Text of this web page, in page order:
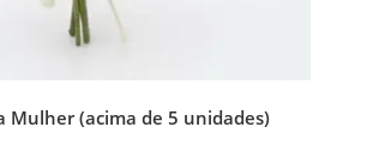
Mulher (acima de 5 unidades)